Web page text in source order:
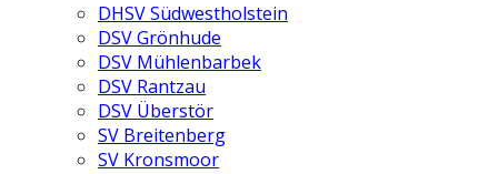
DHSV Südwestholstein
DSV Grönhude
DSV Mühlenbarbek
DSV Rantzau
DSV Überstör
SV Breitenberg
SV Kronsmoor